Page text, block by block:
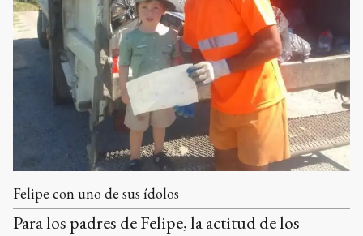
Felipe con uno de sus ídolos
Para los padres de Felipe, la actitud de los